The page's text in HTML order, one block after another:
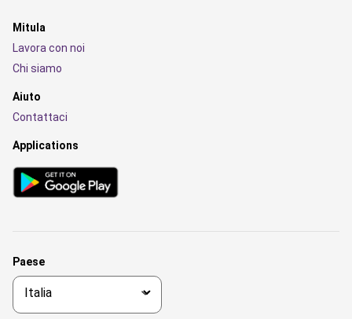
Mitula
Lavora con noi
Chi siamo
Aiuto
Contattaci
Applications
Paese